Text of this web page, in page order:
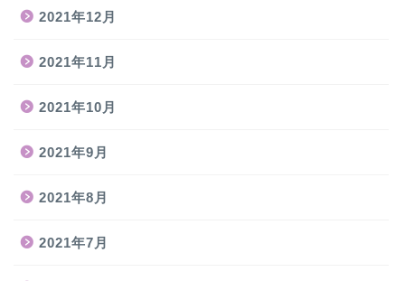
2021年12月
2021年11月
2021年10月
2021年9月
2021年8月
2021年7月